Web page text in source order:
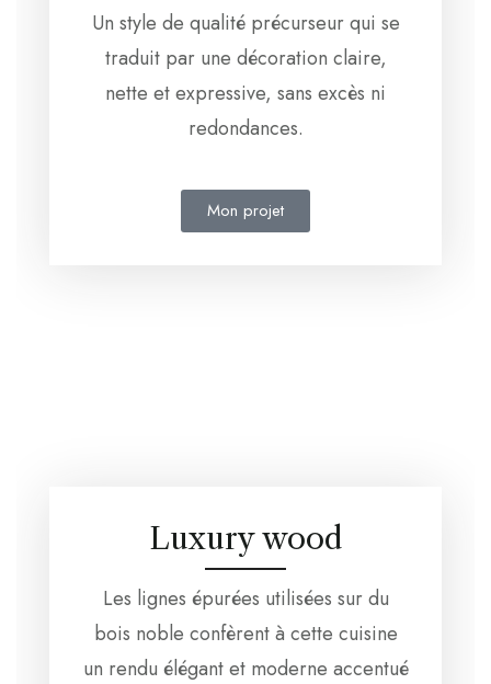
Un style de qualité précurseur qui se
traduit par une décoration claire,
nette et expressive, sans excès ni
redondances.
Mon projet
Luxury wood
Les lignes épurées utilisées sur du
bois noble confèrent à cette cuisine
un rendu élégant et moderne accentué